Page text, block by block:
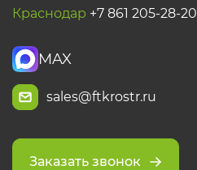
Краснодар +7 861 205-28-20
MAX
sales@ftkrostr.ru
Заказать звонок